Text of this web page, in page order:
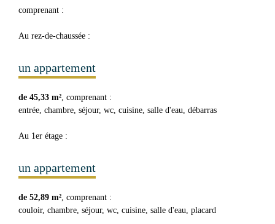
comprenant :
Au rez-de-chaussée :
un appartement
de 45,33 m², comprenant :
entrée, chambre, séjour, wc, cuisine, salle d'eau, débarras
Au 1er étage :
un appartement
de 52,89 m², comprenant :
couloir, chambre, séjour, wc, cuisine, salle d'eau, placard